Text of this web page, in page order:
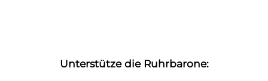
Unterstütze die Ruhrbarone: